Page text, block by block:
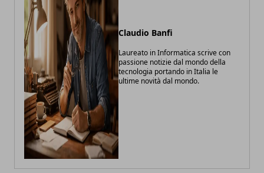
Claudio Banfi
Laureato in Informatica scrive con
passione notizie dal mondo della
tecnologia portando in Italia le
ultime novità dal mondo.